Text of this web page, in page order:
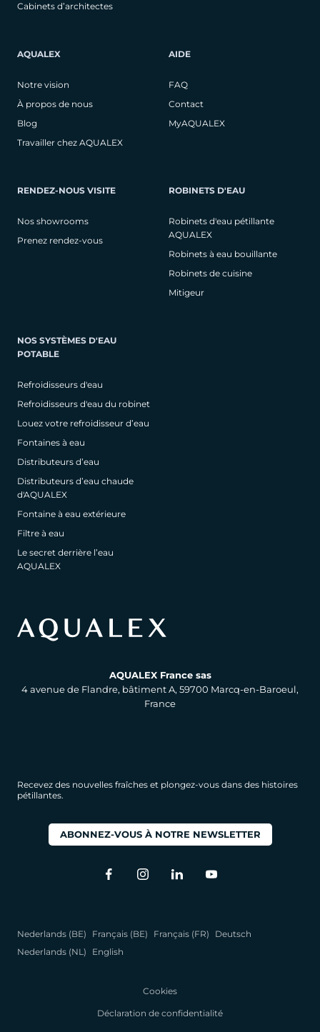
Cabinets d’architectes
AQUALEX
Notre vision
À propos de nous
Blog
Travailler chez AQUALEX
AIDE
FAQ
Contact
MyAQUALEX
RENDEZ-NOUS VISITE
Nos showrooms
Prenez rendez-vous
ROBINETS D'EAU
Robinets d'eau pétillante
AQUALEX
Robinets à eau bouillante
Robinets de cuisine
Mitigeur
NOS SYSTÈMES D'EAU
POTABLE
Refroidisseurs d'eau
Refroidisseurs d'eau du robinet
Louez votre refroidisseur d’eau
Fontaines à eau
Distributeurs d’eau
Distributeurs d’eau chaude
d'AQUALEX
Fontaine à eau extérieure
Filtre à eau
Le secret derrière l’eau
AQUALEX
AQUALEX France sas
4 avenue de Flandre, bâtiment A, 59700 Marcq-en-Baroeul,
France
Recevez des nouvelles fraîches et plongez-vous dans des histoires
pétillantes.
ABONNEZ-VOUS À NOTRE NEWSLETTER
Nederlands (BE) Français (BE) Français (FR)
Deutsch
Nederlands (NL)
English
Cookies
Déclaration de confidentialité